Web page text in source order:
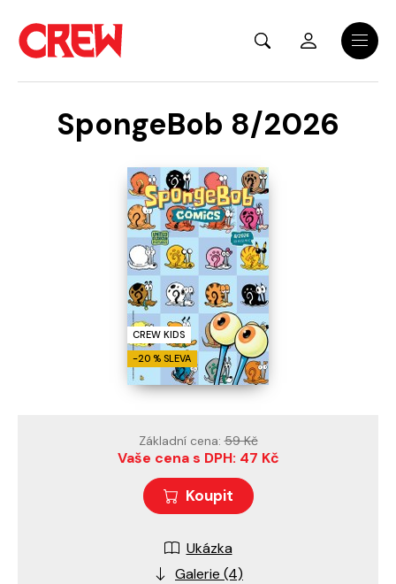
Menu
SpongeBob 8/2026
CREW KIDS
-20 % SLEVA
Základní cena:59 Kč
Vaše cena s DPH: 47 Kč
Koupit
Ukázka
Galerie (4)